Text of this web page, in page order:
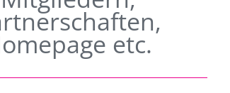
etc.